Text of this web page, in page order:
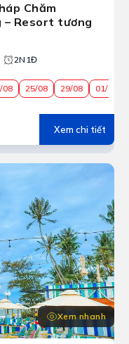
Chăm
– Resort tương
2N1Đ
08 25/08 29/08 01/09
Xem chi tiết
Xem nhanh